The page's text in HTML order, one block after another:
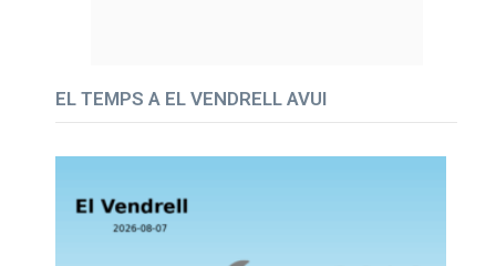
EL TEMPS A EL VENDRELL AVUI